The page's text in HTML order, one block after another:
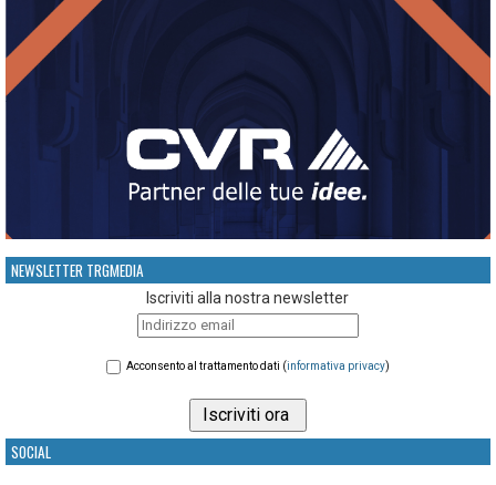
NEWSLETTER TRGMEDIA
Iscriviti alla nostra newsletter
Acconsento al trattamento dati (informativa privacy)
SOCIAL